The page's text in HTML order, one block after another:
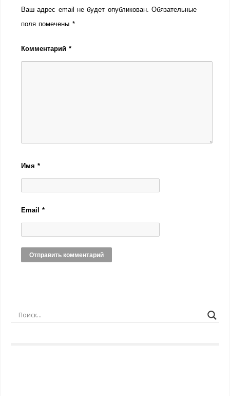
Ваш адрес email не будет опубликован. Обязательные
поля помечены *
Комментарий*
Имя*
Email*